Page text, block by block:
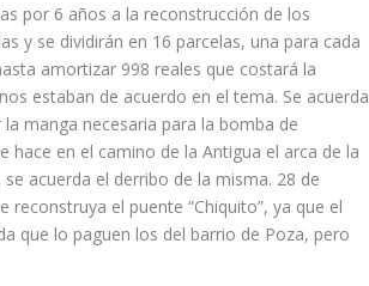
por 6 años a la reconstrucción de los
y se dividirán en 16 parcelas, una para cada
amortizar 998 reales que costará la
estaban de acuerdo en el tema. Se acuerda
manga necesaria para la bomba de
en el camino de la Antigua el arca de la
acuerda el derribo de la misma. 28 de
el puente “Chiquito”, ya que el
que lo paguen los del barrio de Poza, pero